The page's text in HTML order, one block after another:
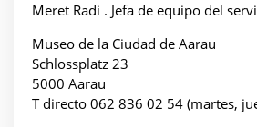
Meret Radi . Jefa de equipo del
Museo de la Ciudad de Aarau
Schlossplatz 23
5000 Aarau
T directo 062 836 02 54 (martes,